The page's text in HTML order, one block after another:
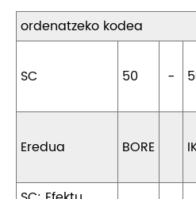
ordenatzeko kodea
SC 50 -
Eredua BORE